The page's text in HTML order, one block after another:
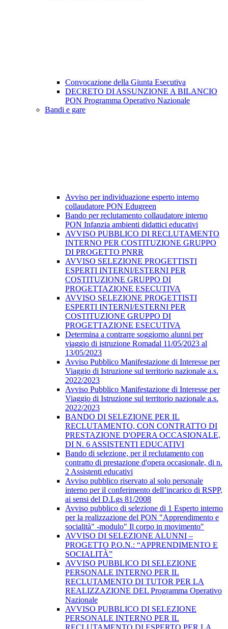
Convocazione della Giunta Esecutiva
DECRETO DI ASSUNZIONE A BILANCIO
PON Programma Operativo Nazionale
Bandi e gare
Avviso per individuazione esperto interno
collaudatore PON Edugreen
Bando per reclutamento collaudatore interno
PON Infanzia ambienti didattici educativi
AVVISO PUBBLICO DI RECLUTAMENTO
INTERNO PER COSTITUZIONE GRUPPO
DI PROGETTO PNRR
AVVISO SELEZIONE PROGETTISTI
ESPERTI INTERNI/ESTERNI PER
COSTITUZIONE GRUPPO DI
PROGETTAZIONE ESECUTIVA
AVVISO SELEZIONE PROGETTISTI
ESPERTI INTERNI/ESTERNI PER
COSTITUZIONE GRUPPO DI
PROGETTAZIONE ESECUTIVA
Determina a contrarre soggiorno alunni per
viaggio di istruzione Romadal 11/05/2023 al
13/05/2023
Avviso Pubblico Manifestazione di Interesse per
Viaggio di Istruzione sul territorio nazionale a.s.
2022/2023
Avviso Pubblico Manifestazione di Interesse per
Viaggio di Istruzione sul territorio nazionale a.s.
2022/2023
BANDO DI SELEZIONE PER IL
RECLUTAMENTO, CON CONTRATTO DI
PRESTAZIONE D'OPERA OCCASIONALE,
DI N. 6 ASSISTENTI EDUCATIVI
Bando di selezione, per il reclutamento con
contratto di prestazione d'opera occasionale, di n.
2 Assistenti educativi
Avviso pubblico riservato al solo personale
interno per il conferimento dell’incarico di RSPP,
ai sensi del D.Lgs 81/2008
Avviso pubblico di selezione di 1 Esperto interno
per la realizzazione del PON "Apprendimento e
socialità" -modulo" Il corpo in movimento"
AVVISO DI SELEZIONE ALUNNI –
PROGETTO P.O.N.: “APPRENDIMENTO E
SOCIALITÀ”
AVVISO PUBBLICO DI SELEZIONE
PERSONALE INTERNO PER IL
RECLUTAMENTO DI TUTOR PER LA
REALIZZAZIONE DEL Programma Operativo
Nazionale
AVVISO PUBBLICO DI SELEZIONE
PERSONALE INTERNO PER IL